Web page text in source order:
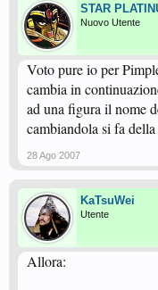
STAR
Nuovo Utente
Voto pure io per
cambia in
ad una figura il nome
cambiandola si fa
28 Ago 2007
KaTsuWei
Utente
Allora: